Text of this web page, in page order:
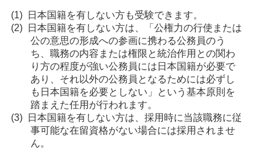
日本国籍を有しない方も受験できます。
日本国籍を有しない方は、「公権力の行使または
公の意思の形成への参画に携わる公務員のう
ち、職務の内容または権限と統治作用との関わ
り方の程度が強い公務員には日本国籍が必要で
あり、それ以外の公務員となるためには必ずし
も日本国籍を必要としない」という基本原則を
踏まえた任用が行われます。
日本国籍を有しない方は、採用時に当該職務に従
事可能な在留資格がない場合には採用されませ
ん。